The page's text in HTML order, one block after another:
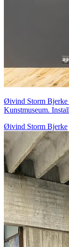
Øivind Storm Bjerke
Kunstmuseum.
Øivind Storm Bjerke